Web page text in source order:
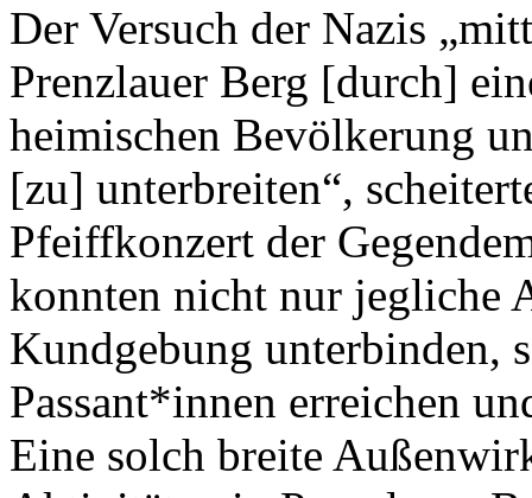
Der Versuch der Nazis
Prenzlauer Berg [durch]
heimischen Bevölkerung
[zu] unterbreiten“,
Pfeiffkonzert der
konnten nicht nur jegliche
Kundgebung unterbinden,
Passant*innen erreichen
Eine solch breite